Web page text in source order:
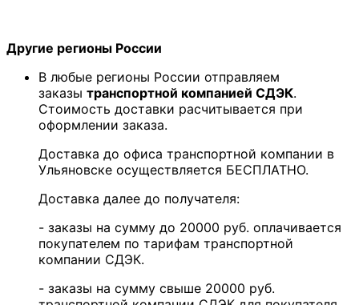
Другие регионы России
В любые регионы России отправляем
заказы транспортной компанией СДЭК.
Стоимость доставки расчитывается при
оформлении заказа.
Доставка до офиса транспортной компании в
Ульяновске осуществляется БЕСПЛАТНО.
Доставка далее до получателя:
- заказы на сумму до 20000 руб. оплачивается
покупателем по тарифам транспортной
компании СДЭК.
- заказы на сумму свыше 20000 руб.